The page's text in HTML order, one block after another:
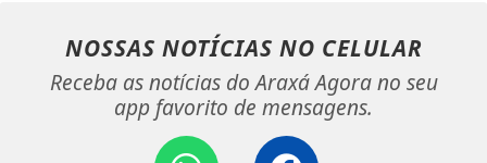
NOSSAS NOTÍCIAS NO CELULAR
Receba as notícias do Araxá Agora no seu
app favorito de mensagens.